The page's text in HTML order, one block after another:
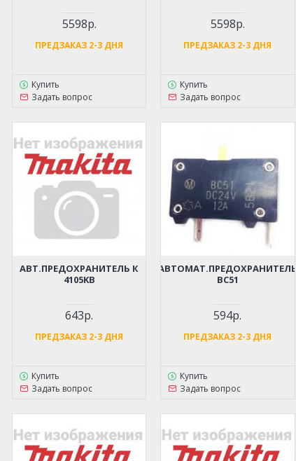
5598р.
ПРЕДЗАКАЗ 2-3 ДНЯ
Купить
Задать вопрос
5598р.
ПРЕДЗАКАЗ 2-3 ДНЯ
Купить
Задать вопрос
АВТ.ПРЕДОХРАНИТЕЛЬ К
4105KB
643р.
ПРЕДЗАКАЗ 2-3 ДНЯ
Купить
Задать вопрос
АВТОМАТ.ПРЕДОХРАНИТЕЛЬ
BC51
594р.
ПРЕДЗАКАЗ 2-3 ДНЯ
Купить
Задать вопрос